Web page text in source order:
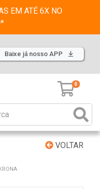
EM ATÉ 6X NO
Baixe já nosso APP
0
VOLTAR